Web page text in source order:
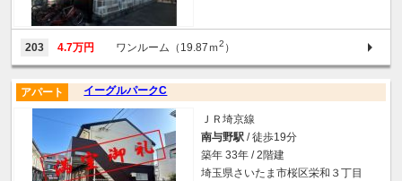
203 4.7万円 ワンルーム（19.87ｍ2 ）
イーグルパークC
アパート
ＪＲ埼京線
南与野駅 / 徒歩19分
築年 33年 / 2階建
埼玉県さいたま市桜区栄和３丁目